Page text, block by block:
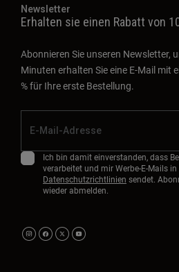
Newsletter
Erhalten sie einen Rabatt von
Abonnieren Sie unseren Newsletter,
Minuten erhalten Sie eine E-Mail mit
% für Ihre erste Bestellung.
Ich bin damit einverstanden, dass
verarbeitet und mir Werbe-E-Mails
Datenschutzrichtlinien sendet.
wieder abmelden.